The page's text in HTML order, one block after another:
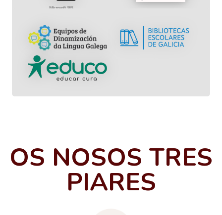
OS NOSOS TRES
PIARES